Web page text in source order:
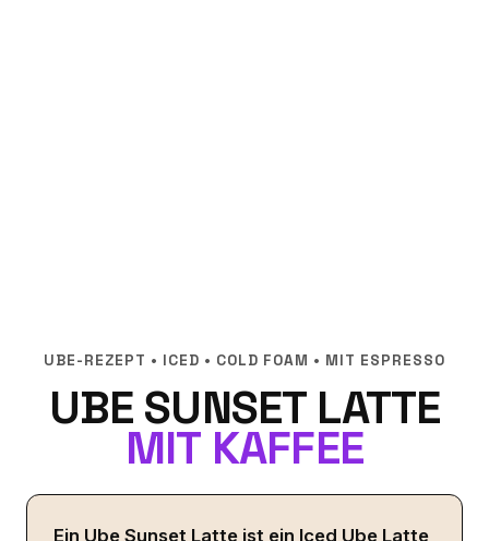
UBE-REZEPT • ICED • COLD FOAM • MIT ESPRESSO
UBE SUNSET LATTE
MIT KAFFEE
Ein Ube Sunset Latte ist ein Iced Ube Latte